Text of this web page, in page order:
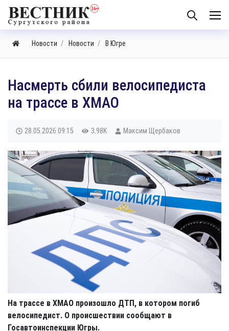
Новости Новости В Югре
Насмерть сбили велосипедиста
на трассе в ХМАО
28.05.2026 09:15 3.98K Максим Щербаков
На трассе в ХМАО произошло ДТП, в котором погиб
велосипедист. О происшествии сообщают в
Госавтоинспекции Югры.